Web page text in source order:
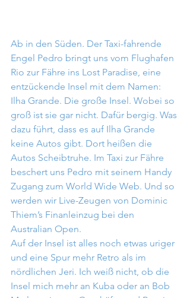
Ab in den Süden. Der Taxi-fahrende
Engel Pedro bringt uns vom Flughafen
Rio zur Fähre ins Lost Paradise, eine
entzückende Insel mit dem Namen:
Ilha Grande. Die große Insel. Wobei so
groß ist sie gar nicht. Dafür bergig. Was
dazu führt, dass es auf Ilha Grande
keine Autos gibt. Dort heißen die
Autos Scheibtruhe. Im Taxi zur Fähre
beschert uns Pedro mit seinem Handy
Zugang zum World Wide Web. Und so
werden wir Live-Zeugen von Dominic
Thiem’s Finanleinzug bei den
Australian Open.
Auf der Insel ist alles noch etwas uriger
und eine Spur mehr Retro als im
nördlichen Jeri. Ich weiß nicht, ob die
Insel mich mehr an Kuba oder an Bob